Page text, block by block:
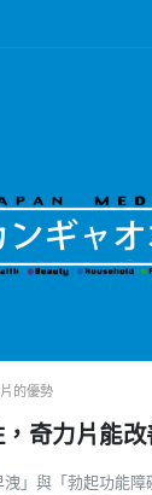
的優勢
奇力片能
」與「勃起功能障